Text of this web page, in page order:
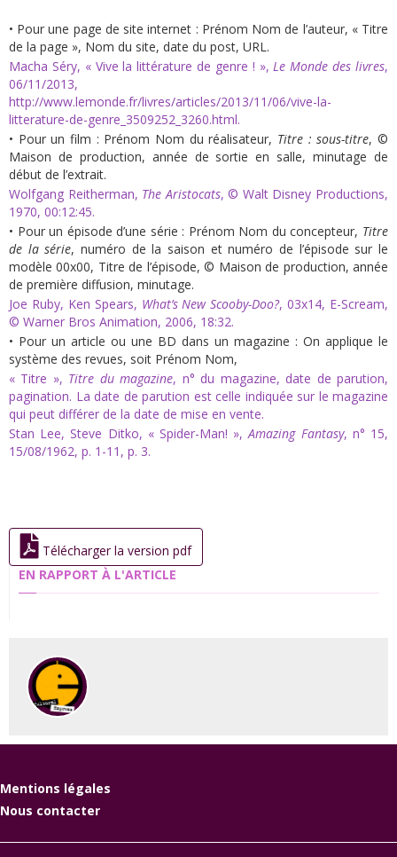
• Pour une page de site internet : Prénom Nom de l’auteur, « Titre
de la page », Nom du site, date du post, URL.
Macha Séry, « Vive la littérature de genre ! »,Le Monde des livres,
06/11/2013,
http://www.lemonde.fr/livres/articles/2013/11/06/vive-la-
litterature-de-genre_3509252_3260.html.
• Pour un film : Prénom Nom du réalisateur, Titre : sous-titre, ©
Maison de production, année de sortie en salle, minutage de
début de l’extrait.
Wolfgang Reitherman, The Aristocats, © Walt Disney Productions,
1970, 00:12:45.
• Pour un épisode d’une série : Prénom Nom du concepteur, Titre
de la série, numéro de la saison et numéro de l’épisode sur le
modèle 00x00, Titre de l’épisode, © Maison de production, année
de première diffusion, minutage.
Joe Ruby, Ken Spears, What’s New Scooby-Doo?, 03x14, E-Scream,
© Warner Bros Animation, 2006, 18:32.
• Pour un article ou une BD dans un magazine : On applique le
système des revues, soit Prénom Nom,
« Titre », Titre du magazine, n° du magazine, date de parution,
pagination. La date de parution est celle indiquée sur le magazine
qui peut différer de la date de mise en vente.
Stan Lee, Steve Ditko, « Spider-Man! »,Amazing Fantasy, n° 15,
15/08/1962, p. 1-11, p. 3.
Télécharger la version pdf
EN RAPPORT À L'ARTICLE
Mentions légales
Nous contacter